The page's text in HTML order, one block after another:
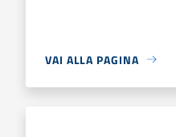
VAI ALLA PAGINA